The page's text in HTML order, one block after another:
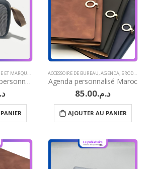
À CHAUD ,GRAVURE LASER,HAUT-PARLEURS,IDÉES
Haut parleur cuir personnalisable
ACCESSOIRE DE BUREAU,AGENDA, BRODERIE
Agenda personnalisé Maroc
د.م.85.00
AJOUTER AU PANIER